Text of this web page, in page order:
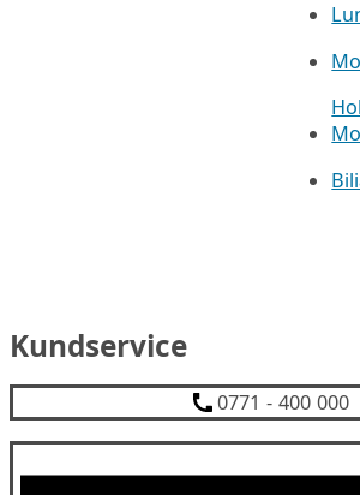
Kundservice
0771 - 400 000